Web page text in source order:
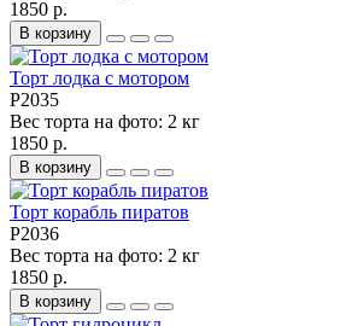
1850 р.
В корзину
Торт лодка с мотором
P2035
Вес торта на фото: 2 кг
1850 р.
В корзину
Торт корабль пиратов
P2036
Вес торта на фото: 2 кг
1850 р.
В корзину